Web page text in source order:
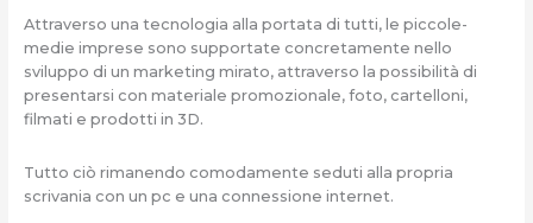
Attraverso una tecnologia alla portata di tutti, le piccole-
medie imprese sono supportate concretamente nello
sviluppo di un marketing mirato, attraverso la possibilità di
presentarsi con materiale promozionale, foto, cartelloni,
filmati e prodotti in 3D.
Tutto ciò rimanendo comodamente seduti alla propria
scrivania con un pc e una connessione internet.